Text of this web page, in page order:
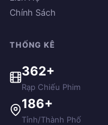
Chính Sách
THỐNG KÊ
362+
Rạp Chiếu Phim
186+
Tỉnh/Thành Phố